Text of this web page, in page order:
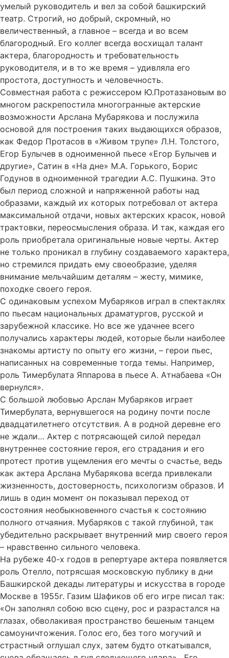
умелый руководитель и вел за собой башкирский
театр. Строгий, но добрый, скромный, но
величественный, а главное – всегда и во всем
благородный. Его коллег всегда восхищал талант
актера, благородность и требовательность
руководителя, и в то же время – удивляла его
простота, доступность и человечность.
Совместная работа с режиссером Ю.Протазановым во
многом раскрепостила многогранные актерские
возможности Арслана Мубарякова и послужила
основой для построения таких выдающихся образов,
как Федор Протасов в «Живом трупе» Л.Н. Толстого,
Егор Булычев в одноименной пьесе «Егор Булычев и
другие», Сатин в «На дне» М.А. Горького, Борис
Годунов в одноименной трагедии А.С. Пушкина. Это
был период сложной и напряженной работы над
образами, каждый их которых потребовал от актера
максимальной отдачи, новых актерских красок, новой
трактовки, переосмысления образа. И так, каждая его
роль приобретала оригинальные новые черты. Актер
не только проникал в глубину создаваемого характера,
но стремился придать ему своеобразие, уделяя
внимание мельчайшим деталям – жесту, мимике,
походке своего героя.
С одинаковым успехом Мубаряков играл в спектаклях
по пьесам национальных драматургов, русской и
зарубежной классике. Но все же удачнее всего
получались характеры людей, которые были наиболее
знакомы артисту по опыту его жизни, – герои пьес,
написанных на современные тогда темы. Например,
роль Тимербулата Яппарова в пьесе А. Атнабаева «Он
вернулся».
С большой любовью Арслан Мубаряков играет
Тимербулата, вернувшегося на родину почти после
двадцатилетнего отсутствия. А в родной деревне его
не ждали… Актер с потрясающей силой передал
внутреннее состояние героя, его страдания и его
протест против ущемления его мечты о счастье, ведь
как актера Арслана Мубарякова всегда привлекали
жизненность, достоверность, психологизм образов. И
лишь в один момент он показывал переход от
состояния необыкновенного счастья к состоянию
полного отчаяния. Мубаряков с такой глубиной, так
убедительно раскрывает внутренний мир своего героя
– нравственно сильного человека.
На рубеже 40-х годов в репертуаре актера появляется
роль Отелло, потрясшая московскую публику в дни
Башкирской декады литературы и искусства в городе
Москве в 1955г. Газим Шафиков об его игре писал так:
«Он заполнял собою всю сцену, рос и разрастался на
глазах, обволакивая пространство бешеным танцем
самоуничтожения. Голос его, без того могучий и
страстный оглушал слух, затем будто откатывался,